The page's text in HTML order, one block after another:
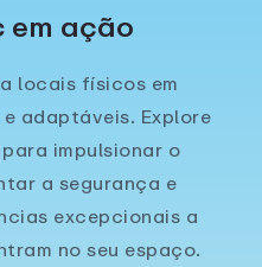
em ação
locais físicos em
adaptáveis. Explore
impulsionar o
a segurança e
excepcionais a
no seu espaço.